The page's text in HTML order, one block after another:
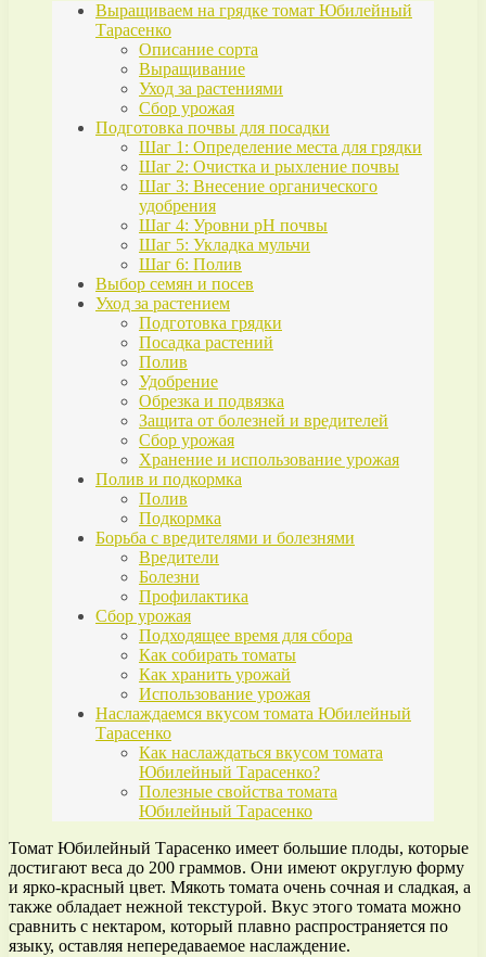
Выращиваем на грядке томат Юбилейный
Тарасенко
Описание сорта
Выращивание
Уход за растениями
Сбор урожая
Подготовка почвы для посадки
Шаг 1: Определение места для грядки
Шаг 2: Очистка и рыхление почвы
Шаг 3: Внесение органического
удобрения
Шаг 4: Уровни pH почвы
Шаг 5: Укладка мульчи
Шаг 6: Полив
Выбор семян и посев
Уход за растением
Подготовка грядки
Посадка растений
Полив
Удобрение
Обрезка и подвязка
Защита от болезней и вредителей
Сбор урожая
Хранение и использование урожая
Полив и подкормка
Полив
Подкормка
Борьба с вредителями и болезнями
Вредители
Болезни
Профилактика
Сбор урожая
Подходящее время для сбора
Как собирать томаты
Как хранить урожай
Использование урожая
Наслаждаемся вкусом томата Юбилейный
Тарасенко
Как наслаждаться вкусом томата
Юбилейный Тарасенко?
Полезные свойства томата
Юбилейный Тарасенко
Томат Юбилейный Тарасенко имеет большие плоды, которые
достигают веса до 200 граммов. Они имеют округлую форму
и ярко-красный цвет. Мякоть томата очень сочная и сладкая, а
также обладает нежной текстурой. Вкус этого томата можно
сравнить с нектаром, который плавно распространяется по
языку, оставляя непередаваемое наслаждение.